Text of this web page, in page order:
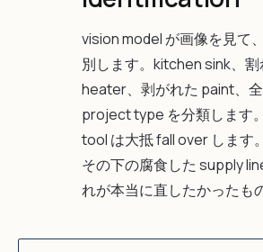
vision model が画像を見て
別します。kitchen sink、
heater、剥がれた paint、
project type を分類します
tool は大抵 fall over します
その下の腐食した supply
れが本当に直したかったも